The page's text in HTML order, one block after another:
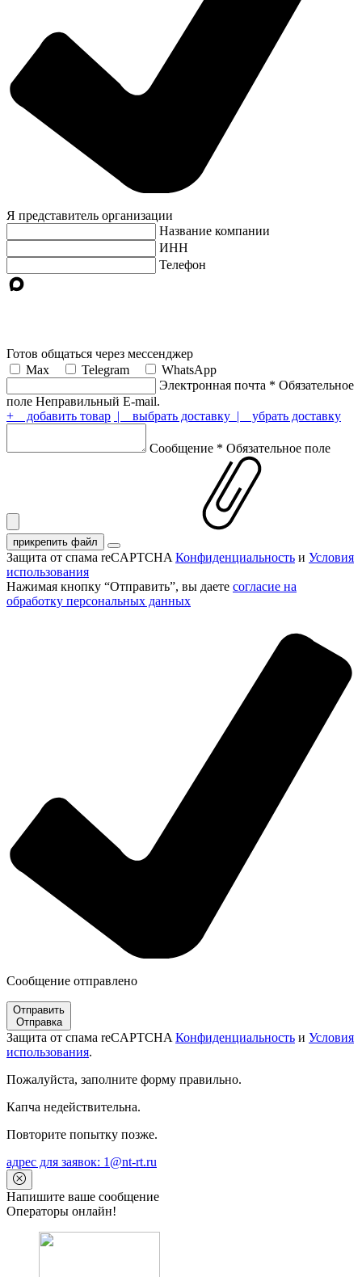
Я представитель организации
Название компании
ИНН
Телефон
Готов общаться через мессенджер
Max
Telegram
WhatsApp
Электронная почта * Обязательное
поле Неправильный E-mail.
+ добавить товар | выбрать доставку | убрать доставку
Сообщение * Обязательное поле
прикрепить файл
Защита от спама reCAPTCHA Конфиденциальность и Условия
использования
Нажимая кнопку “Отправить”, вы даете согласие на
обработку персональных данных
Сообщение отправлено
Отправить
Отправка
Защита от спама reCAPTCHA Конфиденциальность и Условия
использования.
Пожалуйста, заполните форму правильно.
Капча недействительна.
Повторите попытку позже.
адрес для заявок: 1@nt-rt.ru
Напишите ваше сообщение
Операторы онлайн!